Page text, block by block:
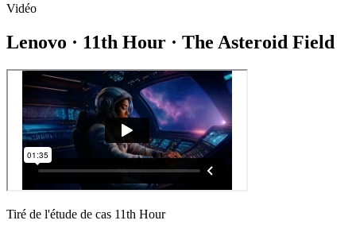
Vidéo
Lenovo · 11th Hour · The Asteroid Field
Tiré de l'étude de cas 11th Hour